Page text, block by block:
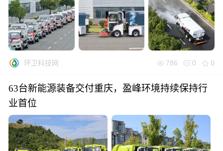
环卫科技网 786 0 0
63台新能源装备交付重庆，盈峰环境持续保持行
业首位